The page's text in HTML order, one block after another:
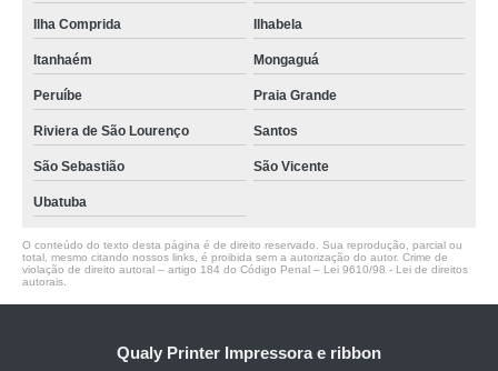
Ilha Comprida Ilhabela
Itanhaém Mongaguá
Peruíbe Praia Grande
Riviera de São Lourenço Santos
São Sebastião São Vicente
Ubatuba
O conteúdo do texto desta página é de direito reservado. Sua reprodução, parcial ou
total, mesmo citando nossos links, é proibida sem a autorização do autor. Crime de
violação de direito autoral – artigo 184 do Código Penal – Lei 9610/98 - Lei de direitos
autorais
Qualy Printer Impressora e ribbon